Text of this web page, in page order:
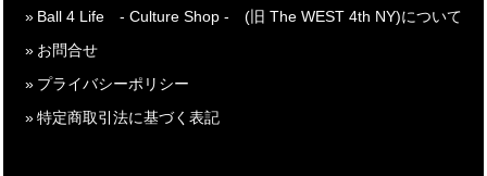
Ball 4 Life - Culture Shop - (旧 The WEST 4th NY)について
お問合せ
プライバシーポリシー
特定商取引法に基づく表記